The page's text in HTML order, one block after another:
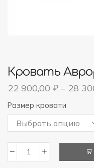
Кровать
22 900,00 ₽ – 28
Размер кровати